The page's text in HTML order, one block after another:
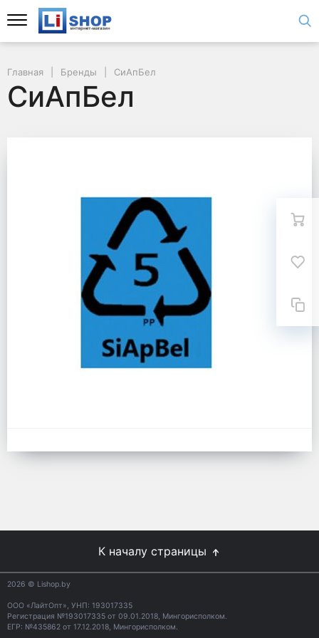
Главная Бренды СиАпБел
СиАпБел
К началу страницы
2026 © Lishop.by
ООО «ЛайтОпт», УНП: 193017335
Регистрация №193017335 от 09.01.2018, Мингорисполком.
ЕГР: №435862 от 17.12.2018, Мингорисполком.